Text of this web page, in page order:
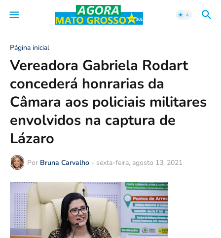
Página inicial
Vereadora Gabriela Rodart
concederá honrarias da
Câmara aos policiais militares
envolvidos na captura de
Lázaro
Por Bruna Carvalho - sexta-feira, agosto 13, 2021